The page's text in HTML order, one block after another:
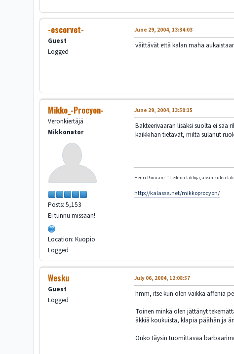
-escorvet-
Guest
Logged
June 29, 2004, 13:34:03
väittävät että kalan maha
Mikko_-Procyon-
Veronkiertäjä
Mikkonator
Posts: 5,153
Ei tunnu missään!
Location: Kuopio
Logged
June 29, 2004, 13:50:15
Bakteerivaaran lisäksi suolta ei saa
kaikkihan tietävät, miltä sulanut
Henri Poincare: "Tiede on faktoja; aivan kuten
http://kalassa.net/mikkoprocyon/
Wesku
Guest
Logged
July 06, 2004, 12:08:57
hmm, itse kun olen vaikka affenia
Toinen minkä olen jättänyt
äkkiä koukuista, klapia päähän ja
Onko täysin tuomittavaa